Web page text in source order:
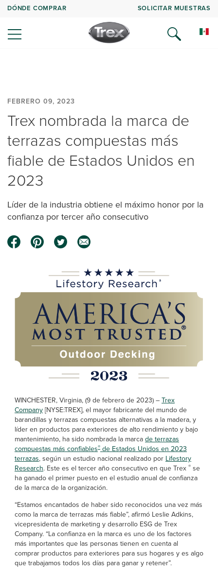
DÓNDE COMPRAR SOLICITAR MUESTRAS
FEBRERO 09, 2023
Trex nombrada la marca de
terrazas compuestas más
fiable de Estados Unidos en
2023
Líder de la industria obtiene el máximo honor por la
confianza por tercer año consecutivo
WINCHESTER, Virginia, (9 de febrero de 2023) –Trex
Company[NYSE:TREX], el mayor fabricante del mundo de
barandillas y terrazas compuestas alternativas a la madera, y
líder en productos para exteriores de alto rendimiento y bajo
mantenimiento, ha sido nombrada la marcade terrazas
compuestasmás confiables®de Estados Unidos en 2023
terrazas, según un estudio nacional realizado porLifestory
Research. Este es el tercer año consecutivo en que Trex ® se
ha ganado el primer puesto en el estudio anual de confianza
de la marca de la organización.
“Estamos encantados de haber sido reconocidos una vez más
como la marca de terrazas más fiable”, afirmó Leslie Adkins,
vicepresidenta de marketing y desarrollo ESG de Trex
Company. “La confianza en la marca es uno de los factores
más importantes que las personas tienen en cuenta al
comprar productos para exteriores para sus hogares y es algo
que trabajamos todos los días para ganar y retener”.